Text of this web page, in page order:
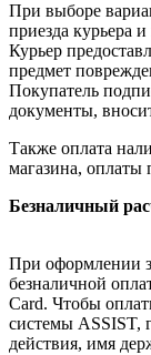
При выборе
приезда курьера
Курьер
предмет
Покупатель
документы,
Также оплата
магазина, оплаты
Безналичный
При оформлении
безналичной
Card. Чтобы
системы ASSIST,
действия, имя